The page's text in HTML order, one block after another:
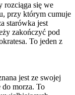
rozciąga się we
przy którym cumuje
starówka jest
zakończyć pod
To jeden z
jest ze swojej
do morza. To